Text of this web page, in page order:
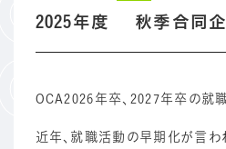
2025年度 秋季合同企
OCA2026年卒、2027年卒の就
近年、就職活動の早期化が言わ